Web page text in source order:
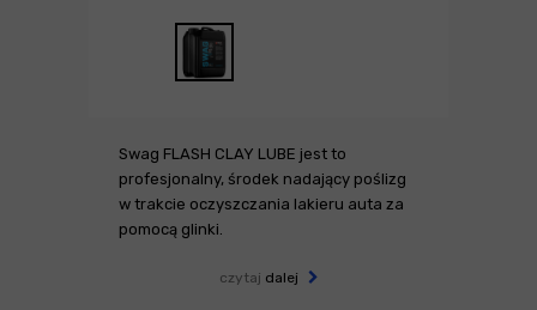
Swag FLASH CLAY LUBE jest to
profesjonalny, środek nadający poślizg
w trakcie oczyszczania lakieru auta za
pomocą glinki.
czytaj dalej